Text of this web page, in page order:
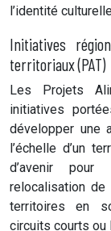
l’identité
Initiatives
territoriaux (PAT)
Les Projets
initiatives
développer une
l’échelle d’un
d’avenir pour
relocalisation de
territoires en
circuits courts ou